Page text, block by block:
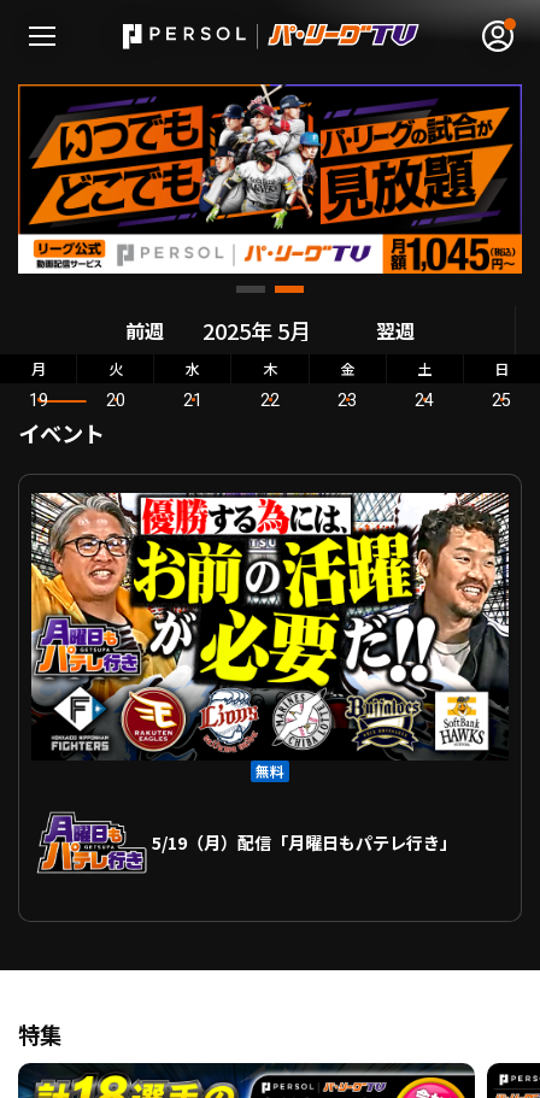
無料アカウント登録 ログイン
HOME
日程･結果
順位表･成績
1軍公式戦
ファーム東地区
ファーム中地区
ファーム西地区
交流戦
選手名鑑
選手名鑑トップ
北海道日本ハムファイターズ
東北楽天ゴールデンイーグルス
埼玉西武ライオンズ
千葉ロッテマリーンズ
オリックス・バファローズ
福岡ソフトバンクホークス
ニュース
設定
前週 翌週
月 火 水 木 金 土 日
19 20 21 22 23 24 25
イベント
5/19（月）配信「月曜日もパテレ行き」 IL VS
無料
5/19（月）配信「月曜日もパテレ行き」
特集